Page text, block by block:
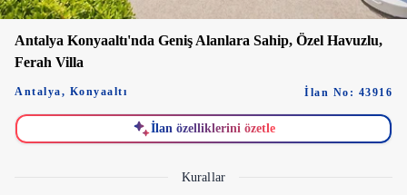
Antalya Konyaaltı'nda Geniş Alanlara Sahip, Özel Havuzlu,
Ferah Villa
Antalya, Konyaaltı İlan No: 43916
İlan özelliklerini özetle
Kurallar